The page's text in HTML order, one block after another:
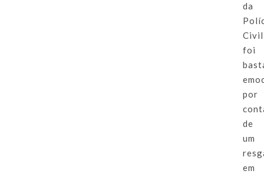
da
Civil
foi
por
de
um
em